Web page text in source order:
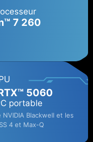
7 260
5060​
portable
Blackwell et les
4 et Max-Q